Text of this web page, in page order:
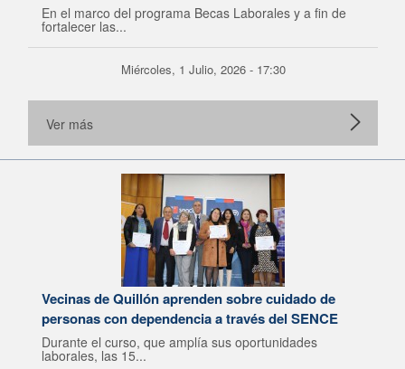
En el marco del programa Becas Laborales y a fin de
fortalecer las...
Miércoles, 1 Julio, 2026 - 17:30
Ver más
Vecinas de Quillón aprenden sobre cuidado de
personas con dependencia a través del SENCE
Durante el curso, que amplía sus oportunidades
laborales, las 15...